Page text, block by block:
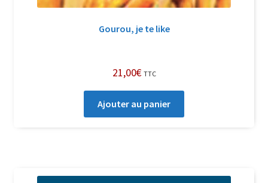
Gourou, je te like
21,00€ TTC
Ajouter au panier